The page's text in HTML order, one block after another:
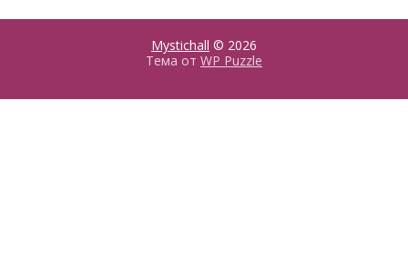
Mystichall © 2026
Тема от WP Puzzle